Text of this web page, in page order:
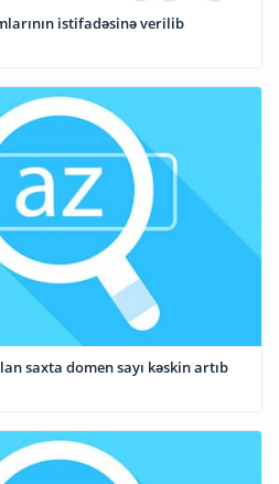
istifadəsinə verilib
saxta domen sayı kəskin artıb